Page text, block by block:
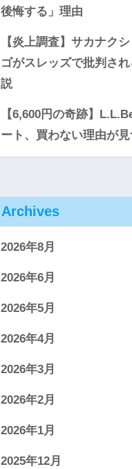
後悔する」理由
【炎上調査】サカナク
ゴがスレッズで批判さ
説
【6,600円の奇跡】
ート、買わない理由が
Archives
2026年8月
2026年6月
2026年5月
2026年4月
2026年3月
2026年2月
2026年1月
2025年12月